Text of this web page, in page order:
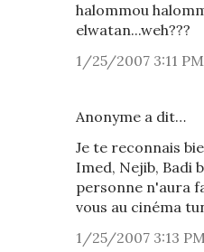
halommou
elwatan...weh???
1/25/2007 3:11 PM
Anonyme a dit…
Je te reconnais
Imed, Nejib, Badi
personne n'aura
vous au cinéma
1/25/2007 3:13